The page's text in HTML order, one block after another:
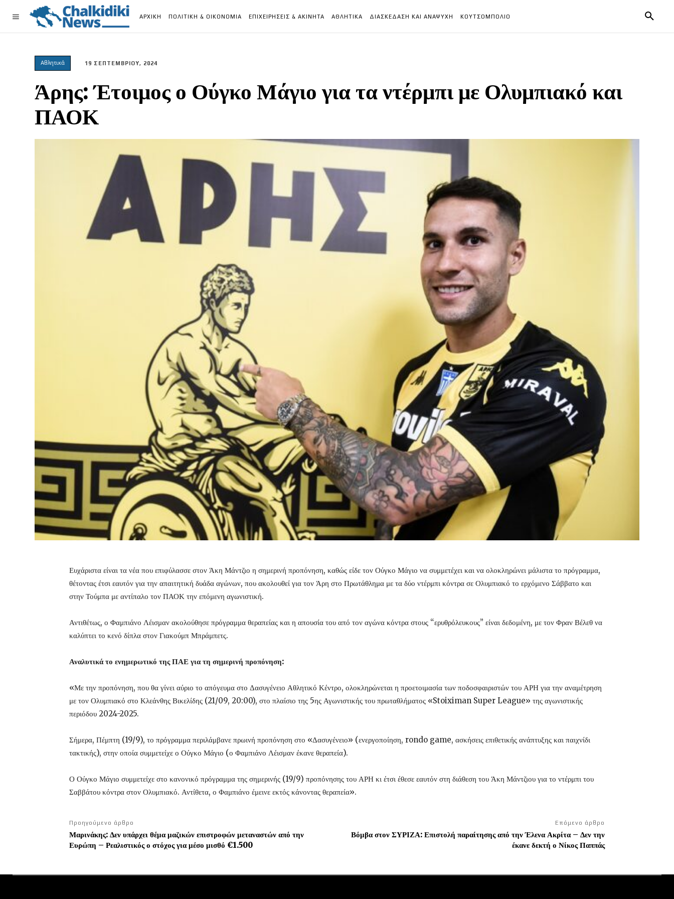
ΑΡΧΙΚΗ ΠΟΛΙΤΙΚΗ & ΟΙΚΟΝΟΜΙΑ ΕΠΙΧΕΙΡΗΣΕΙΣ & ΑΚΙΝΗΤΑ ΑΘΛΗΤΙΚΑ ΔΙΑΣΚΕΔΑΣΗ ΚΑΙ ΑΝΑΨΥΧΗ ΚΟΥΤΣΟΜΠΟΛΙΟ
Αθλητικά 19 ΣΕΠΤΕΜΒΡΙΟΥ, 2024
Άρης: Έτοιμος ο Ούγκο Μάγιο για τα ντέρμπι με Ολυμπιακό και
ΠΑΟΚ
Ευχάριστα είναι τα νέα που επιφύλασσε στον Άκη Μάντζιο η σημερινή προπόνηση, καθώς είδε τον Ούγκο Μάγιο να συμμετέχει και να ολοκληρώνει μάλιστα το πρόγραμμα,
θέτοντας έτσι εαυτόν για την απαιτητική δυάδα αγώνων, που ακολουθεί για τον Άρη στο Πρωτάθλημα με τα δύο ντέρμπι κόντρα σε Ολυμπιακό το ερχόμενο Σάββατο και
στην Τούμπα με αντίπαλο τον ΠΑΟΚ την επόμενη αγωνιστική.
Αντιθέτως, ο Φαμπιάνο Λέισμαν ακολούθησε πρόγραμμα θεραπείας και η απουσία του από τον αγώνα κόντρα στους “ερυθρόλευκους” είναι δεδομένη, με τον Φραν Βέλεθ να
καλύπτει το κενό δίπλα στον Γιακούμπ Μπράμπετς.
Αναλυτικά το ενημερωτικό της ΠΑΕ για τη σημερινή προπόνηση:
«Με την προπόνηση, που θα γίνει αύριο το απόγευμα στο Δασυγένειο Αθλητικό Κέντρο, ολοκληρώνεται η προετοιμασία των ποδοσφαιριστών του ΑΡΗ για την αναμέτρηση
με τον Ολυμπιακό στο Κλεάνθης Βικελίδης (21/09, 20:00), στο πλαίσιο της 5ης Αγωνιστικής του πρωταθλήματος «Stoiximan Super League» της αγωνιστικής
περιόδου 2024-2025.
Σήμερα, Πέμπτη (19/9), το πρόγραμμα περιλάμβανε πρωινή προπόνηση στο «Δασυγένειο» (ενεργοποίηση, rondo game, ασκήσεις επιθετικής ανάπτυξης και παιχνίδι
τακτικής), στην οποία συμμετείχε ο Ούγκο Μάγιο (ο Φαμπιάνο Λέισμαν έκανε θεραπεία).
Ο Ούγκο Μάγιο συμμετείχε στο κανονικό πρόγραμμα της σημερινής (19/9) προπόνησης του ΑΡΗ κι έτσι έθεσε εαυτόν στη διάθεση του Άκη Μάντζιου για το ντέρμπι του
Σαββάτου κόντρα στον Ολυμπιακό. Αντίθετα, ο Φαμπιάνο έμεινε εκτός κάνοντας θεραπεία».
Προηγούμενο άρθρο
Μαρινάκης: Δεν υπάρχει θέμα μαζικών επιστροφών μεταναστών από την
Ευρώπη – Ρεαλιστικός ο στόχος για μέσο μισθό €1.500
Επόμενο άρθρο
Βόμβα στον ΣΥΡΙΖΑ: Επιστολή παραίτησης από την Έλενα Ακρίτα – Δεν την
έκανε δεκτή ο Νίκος Παππάς